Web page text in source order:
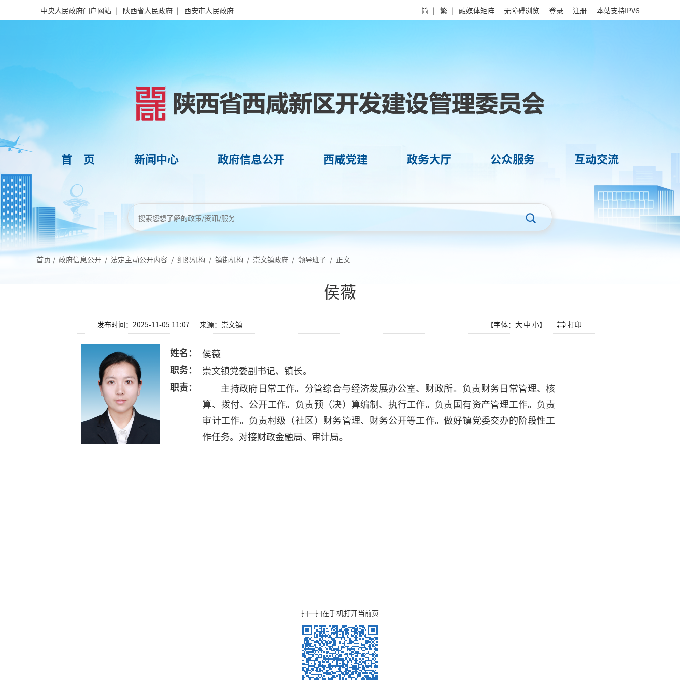
中央人民政府门户网站 | 陕西省人民政府 | 西安市人民政府 简 | 繁 | 融媒体矩阵 无障碍浏览 登录 注册 本站支持IPV6
首 页 —— 新闻中心 —— 政府信息公开 —— 西咸党建 —— 政务大厅 —— 公众服务 —— 互动交流
首页 / 政府信息公开 / 法定主动公开内容 / 组织机构 / 镇街机构 / 崇文镇政府 / 领导班子 / 正文
侯薇
发布时间：2025-11-05 11:07 来源：崇文镇 【字体： 大 中 小】 打印
姓名：
侯薇
职务：
​崇文镇党委副书记、镇长。
职责：
主持政府日常工作。分管综合与经济发展办公室、财政所。负责财务日常管理、核
算、拨付、公开工作。负责预（决）算编制、执行工作。负责国有资产管理工作。负责
审计工作。负责村级（社区）财务管理、财务公开等工作。做好镇党委交办的阶段性工
作任务。对接财政金融局、审计局。
扫一扫在手机打开当前页